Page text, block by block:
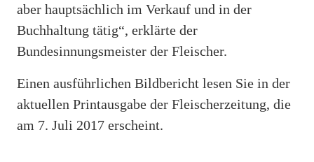
aber hauptsächlich im Verkauf und in der
Buchhaltung tätig“, erklärte der
Bundesinnungsmeister der Fleischer.
Einen ausführlichen Bildbericht lesen Sie in der
aktuellen Printausgabe der Fleischerzeitung, die
am 7. Juli 2017 erscheint.